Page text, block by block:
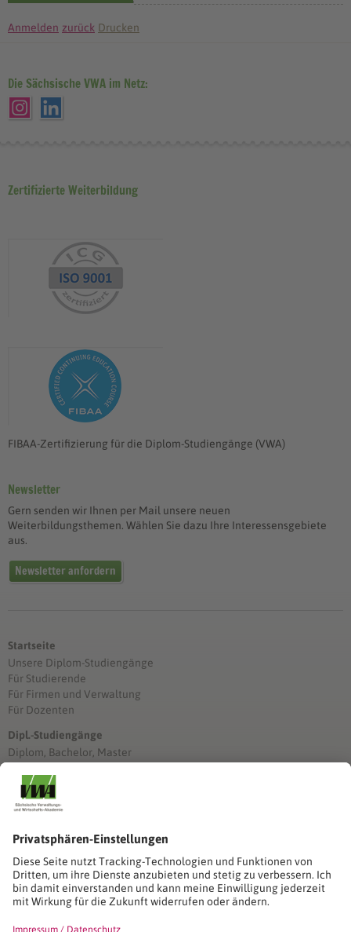
Anmelden zurück Drucken
Die Sächsische VWA im Netz:
Zertifizierte Weiterbildung
FIBAA-Zertifizierung für die Diplom-Studiengänge (VWA)
Newsletter
Gern senden wir Ihnen per Mail unsere neuen
Weiterbildungsthemen. Wählen Sie dazu Ihre Interessensgebiete
aus.
Newsletter anfordern
Startseite
Unsere Diplom-Studiengänge
Für Studierende
Für Firmen und Verwaltung
Für Dozenten
Dipl.-Studiengänge
Diplom, Bachelor, Master
Stimmen unserer Absolventinnen und Absolventen
Stimmen unserer Absolventinnen und Absolventen
Seminare
Seminardatenbank
Inhouseanfragen